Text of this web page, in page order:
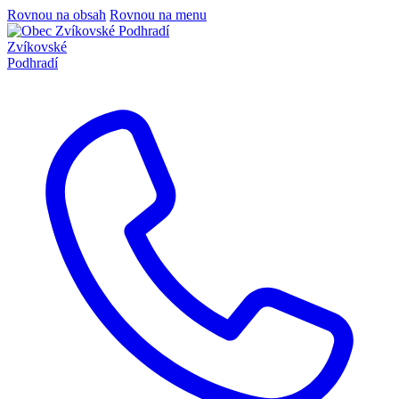
Rovnou na obsah Rovnou na menu
Zvíkovské
Podhradí